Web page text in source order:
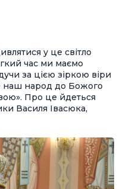
у це світло
час ми маємо
за цією зіркою віри
наш народ до Божого
Про це йдеться
Василя Івасюка,